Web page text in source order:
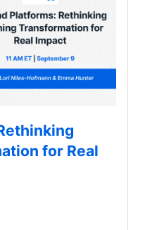
for Real